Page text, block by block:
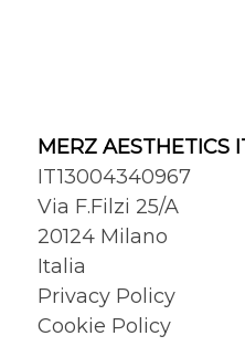
MERZ AESTHETICS
IT13004340967
Via F.Filzi 25/A
20124 Milano
Italia
Privacy Policy
Cookie Policy